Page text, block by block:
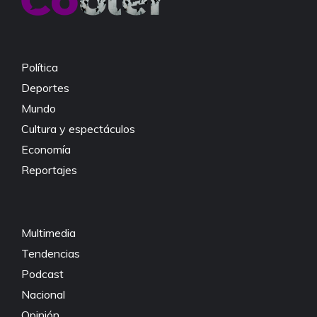
Política
Deportes
Mundo
Cultura y espectáculos
Economía
Reportajes
Multimedia
Tendencias
Podcast
Nacional